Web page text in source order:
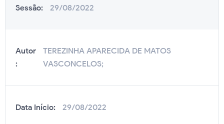
Sessão:
29/08/2022
Autor
:
TEREZINHA APARECIDA DE MATOS
VASCONCELOS;
Data Início: 29/08/2022